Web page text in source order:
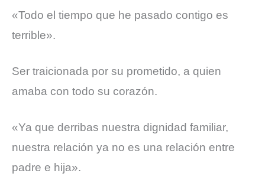
«Todo el tiempo que he pasado contigo es
terrible».
Ser traicionada por su prometido, a quien
amaba con todo su corazón.
«Ya que derribas nuestra dignidad familiar,
nuestra relación ya no es una relación entre
padre e hija».